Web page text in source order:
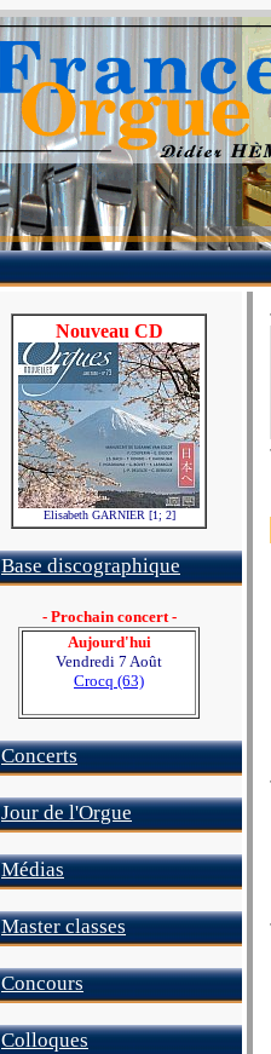
Nouveau CD
Elisabeth GARNIER [1; 2]
Base discographique
- Prochain concert -
Aujourd'hui
Vendredi 7 Août
Crocq (63)
Concerts
Jour de l'Orgue
Médias
Master classes
Concours
Colloques